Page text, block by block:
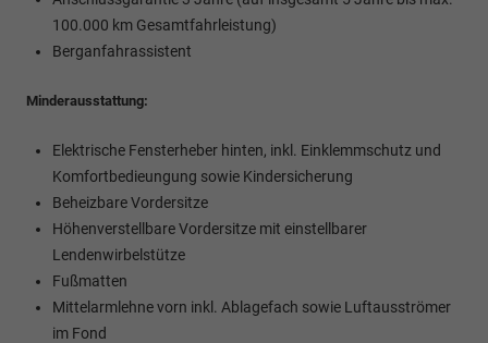
100.000 km Gesamtfahrleistung)
Berganfahrassistent
Minderausstattung:
Elektrische Fensterheber hinten, inkl. Einklemmschutz und
Komfortbedieungung sowie Kindersicherung
Beheizbare Vordersitze
Höhenverstellbare Vordersitze mit einstellbarer
Lendenwirbelstütze
Fußmatten
Mittelarmlehnevorn inkl. Ablagefach sowie Luftausströmer
im Fond